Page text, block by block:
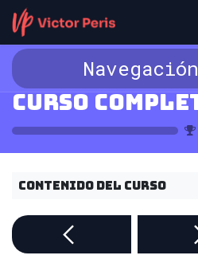
Ir al contenido
Navegación
Contenido del curso